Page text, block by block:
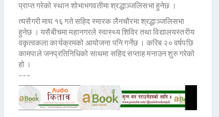
प्राप्त गरेको स्थान शोभाभगवतीमा श्रद्धाञ्जलिसभा हुनेछ ।
त्यसैगरी माघ १६ गते सहिद स्मारक लैनचौरमा श्रद्धाञ्जलिसभा
हुनेछ । यसैबीचमा महानगरले स्वास्थ्य शिविर तथा विद्यालयस्तरीय
वकृत्वकला कार्यक्रमको आयोजना पनि गर्नेछ । करिब २० वर्षपछि
कामपाले जनप्रतिनिधिको साथमा सहिद सप्ताह मनाउन शुरु गरेको
हो ।
–––